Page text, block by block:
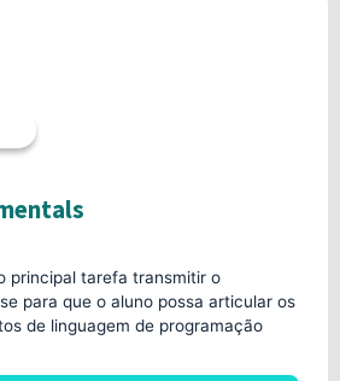
principal tarefa transmitir o
para que o aluno possa articular os
de linguagem de programação